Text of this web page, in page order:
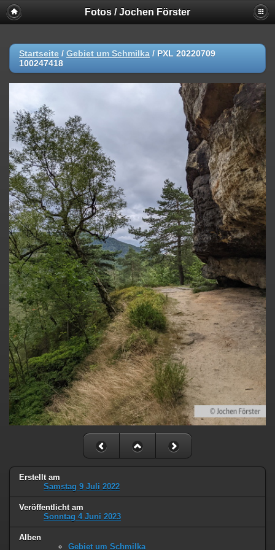
Fotos / Jochen Förster
Startseite / Gebiet um Schmilka / PXL 20220709
100247418
Erstellt am
Samstag 9 Juli 2022
Veröffentlicht am
Sonntag 4 Juni 2023
Alben
Gebiet um Schmilka